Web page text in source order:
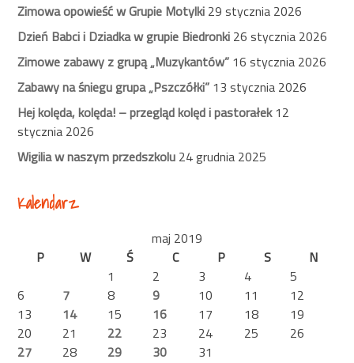
Zimowa opowieść w Grupie Motylki 29 stycznia 2026
Dzień Babci i Dziadka w grupie Biedronki 26 stycznia 2026
Zimowe zabawy z grupą „Muzykantów” 16 stycznia 2026
Zabawy na śniegu grupa „Pszczółki” 13 stycznia 2026
Hej kolęda, kolęda! – przegląd kolęd i pastorałek12
stycznia 2026
Wigilia w naszym przedszkolu 24 grudnia 2025
Kalendarz
maj 2019
P
W Ś C P S
N
1
2 3 4
5
6
7 8 9 10 11
12
13
14 15 16 17 18
19
20
21 22 23 24 25
26
27
28 29 30
31